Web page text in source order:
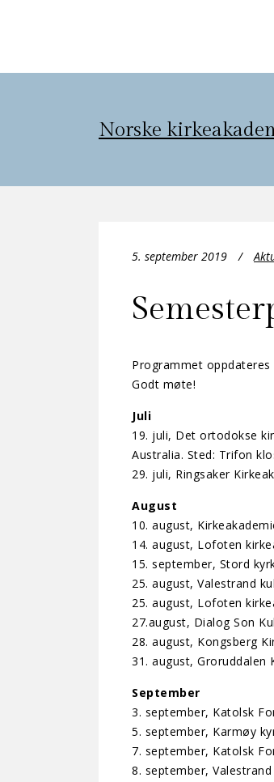
Norske
5. september 2019
Programmet
Godt møte!
Juli
19. juli, Det ortodokse
Australia. Sted: Trifon
29. juli, Ringsaker
August
10. august,
14. august, Lofoten
15. september, Stord
25. august, Valestrand
25. august, Lofoten
27.august, Dialog Son
28. august, Kongsberg
31. august, Groruddalen
September
3. september, Katolsk
5. september, Karmøy
7. september, Katolsk
8. september,